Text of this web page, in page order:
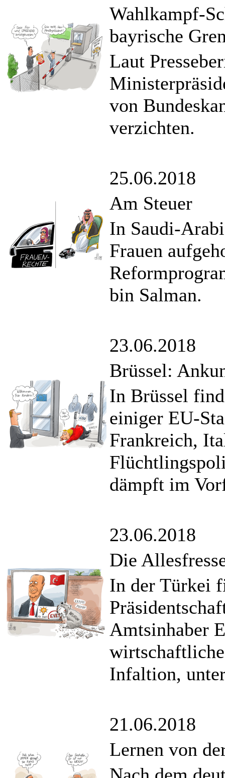
Wahlkampf-
bayrische
Laut
von
verzichten.
25.06.2018
Am Steuer
In Saudi-
Frauen
bin Salman.
23.06.2018
Brüssel:
In Brüssel
einiger EU-
Frankreich,
dämpft im
23.06.2018
Die
In der Türkei
Amtsinhaber
Infaltion,
21.06.2018
Lernen von